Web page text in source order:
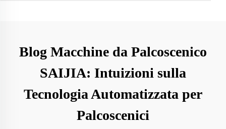
Blog Macchine da Palcoscenico
SAIJIA: Intuizioni sulla
Tecnologia Automatizzata per
Palcoscenici